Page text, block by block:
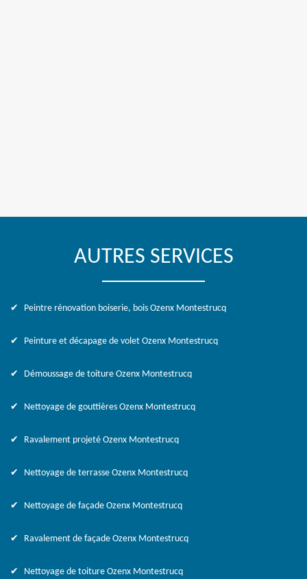
AUTRES SERVICES
Peintre rénovation boiserie, bois Ozenx Montestrucq
Peinture et décapage de volet Ozenx Montestrucq
Démoussage de toiture Ozenx Montestrucq
Nettoyage de gouttières Ozenx Montestrucq
Ravalement projeté Ozenx Montestrucq
Nettoyage de terrasse Ozenx Montestrucq
Nettoyage de façade Ozenx Montestrucq
Ravalement de façade Ozenx Montestrucq
Nettoyage de toiture Ozenx Montestrucq